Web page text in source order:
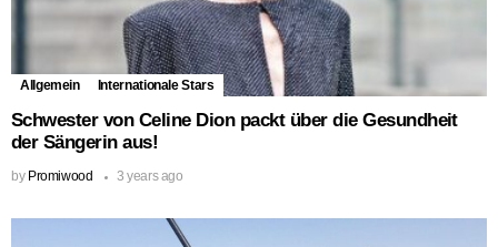
Allgemein Internationale Stars
Schwester von Celine Dion packt über die Gesundheit
der Sängerin aus!
by Promiwood 3 years ago